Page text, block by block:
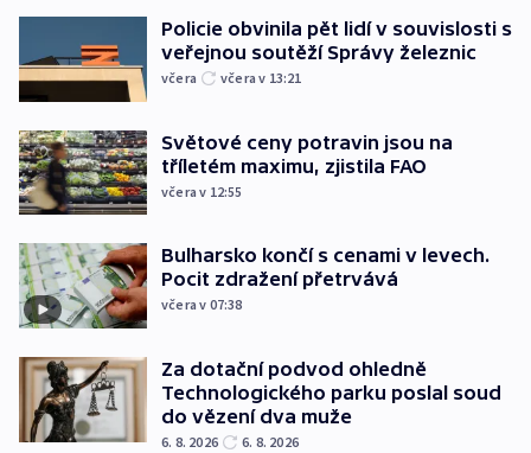
Policie obvinila pět lidí v souvislosti s
veřejnou soutěží Správy železnic
včera včera v 13:21
Světové ceny potravin jsou na
tříletém maximu, zjistila FAO
včera v 12:55
Bulharsko končí s cenami v levech.
Pocit zdražení přetrvává
včera v 07:38
Za dotační podvod ohledně
Technologického parku poslal soud
do vězení dva muže
6. 8. 2026 6. 8. 2026